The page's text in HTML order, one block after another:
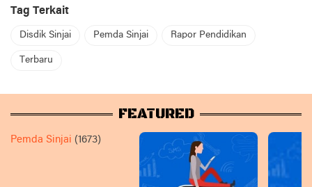
Tag Terkait
Disdik Sinjai Pemda Sinjai Rapor Pendidikan
Terbaru
FEATURED
Pemda Sinjai (1673)